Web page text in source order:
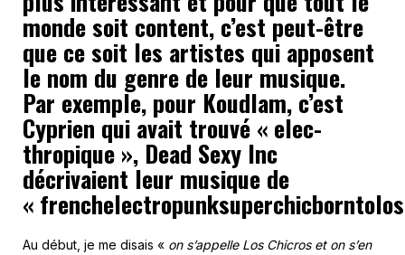
monde soit content, c’est peut-être
que ce soit les artistes qui apposent
le nom du genre de leur musique.
Par exemple, pour Koudlam, c’est
Cyprien qui avait trouvé « elec-
thropique », Dead Sexy Inc
décrivaient leur musique de
«
Au début, je me disais « on s’appelle Los Chicros et on s’en